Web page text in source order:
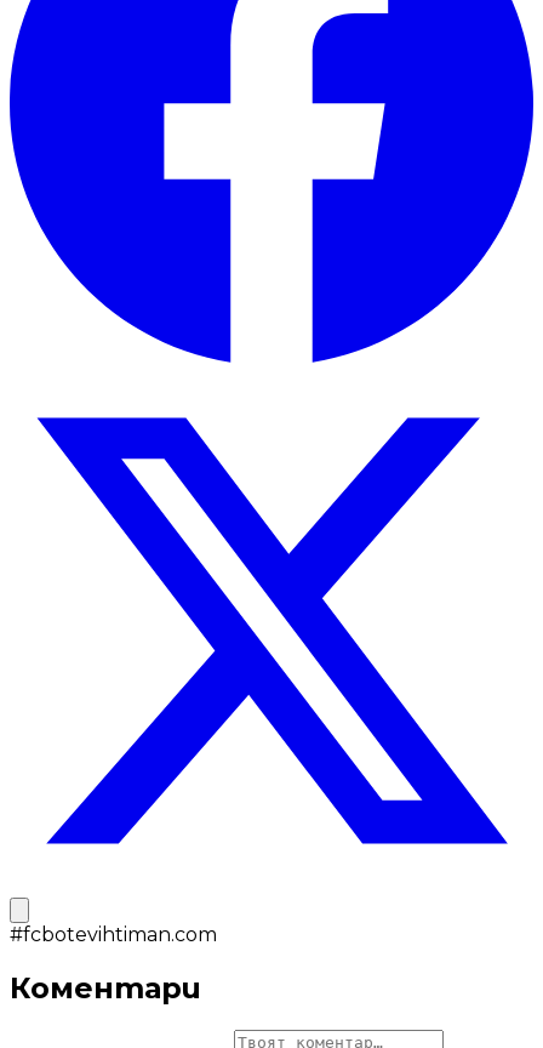
#fcbotevihtiman.com
Коментари